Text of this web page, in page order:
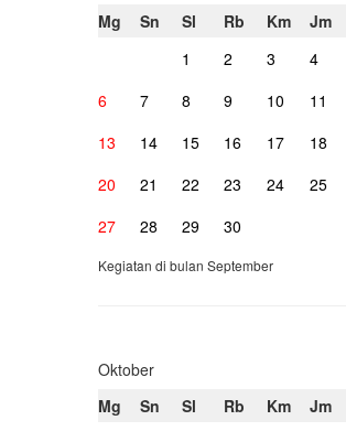
Mg
Sn Sl Rb Km Jm
1
2 3 4
6
7 8 9 10 11
13
14 15 16 17 18
20
21 22 23 24 25
27
28 29 30
Kegiatan di bulan September
Oktober
Mg
Sn Sl Rb Km Jm